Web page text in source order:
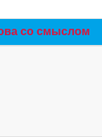
со смыслом